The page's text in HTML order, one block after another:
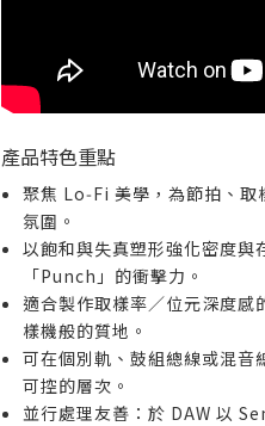
產品特色重點
聚焦 Lo‑Fi 美學，為節拍、
氛圍。
以飽和與失真塑形強化密度與
「Punch」的衝擊力。
適合製作取樣率／位元深度感
樣機般的質地。
可在個別軌、鼓組總線或混音
可控的層次。
並行處理友善：於 DAW 以